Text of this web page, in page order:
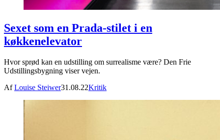
Sexet som en Prada-stilet i en
køkkenelevator
Hvor sprød kan en udstilling om surrealisme være? Den Frie
Udstillingsbygning viser vejen.
AfLouise Steiwer31.08.22Kritik